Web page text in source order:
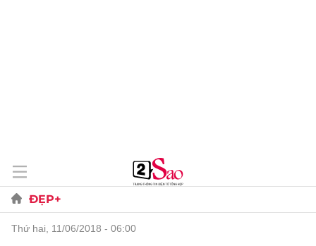
ĐẸP+
thứ hai, 11/06/2018 - 06:00